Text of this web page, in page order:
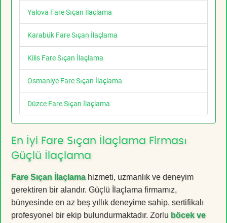
Yalova Fare Sıçan İlaçlama
Karabük Fare Sıçan İlaçlama
Kilis Fare Sıçan İlaçlama
Osmaniye Fare Sıçan İlaçlama
Düzce Fare Sıçan İlaçlama
En İyi Fare Sıçan İlaçlama Firması
Güçlü İlaçlama
Fare Sıçan İlaçlamahizmeti, uzmanlık ve deneyim
gerektiren bir alandır. Güçlü İlaçlama firmamız,
bünyesinde en az beş yıllık deneyime sahip, sertifikalı
profesyonel bir ekip bulundurmaktadır. Zorlu böcek ve